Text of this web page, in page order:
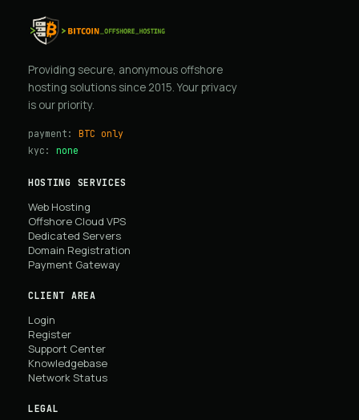
Providing secure, anonymous offshore
hosting solutions since 2015. Your privacy
is our priority.
payment: BTC only
kyc: none
HOSTING SERVICES
Web Hosting
Offshore Cloud VPS
Dedicated Servers
Domain Registration
Payment Gateway
CLIENT AREA
Login
Register
Support Center
Knowledgebase
Network Status
LEGAL